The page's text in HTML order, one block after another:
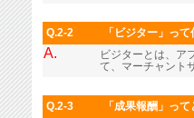
Q.2-2 「ビジター」っ
A.
ビジターとは、ア
て、マーチャント
Q.2-3 「成果報酬」っ